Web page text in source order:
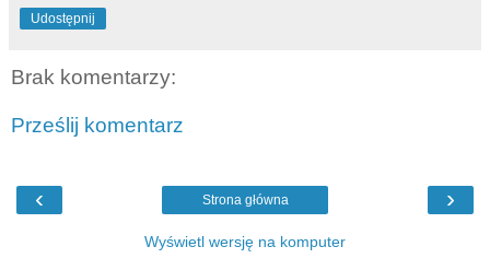
Udostępnij
Brak komentarzy:
Prześlij komentarz
‹ ›
Strona główna
Wyświetl wersję na komputer